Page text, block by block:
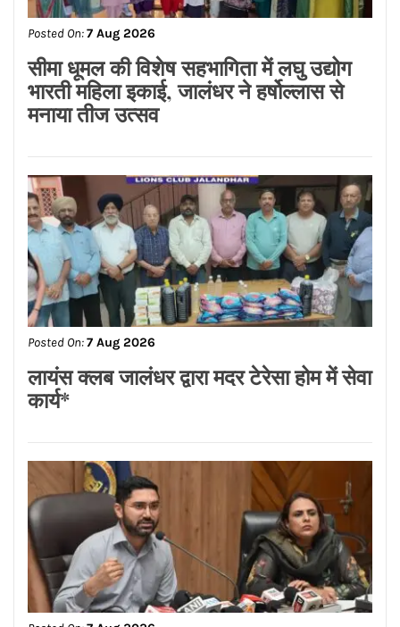
शहज़ाद को बनाया जिला शहरी उपाध्यक्ष
Posted On: 7 Aug 2026
सीमा धूमल की विशेष सहभागिता में लघु उद्योग
भारती महिला इकाई, जालंधर ने हर्षोल्लास से
मनाया तीज उत्सव
Posted On: 7 Aug 2026
लायंस क्लब जालंधर द्वारा मदर टेरेसा होम में सेवा
कार्य*